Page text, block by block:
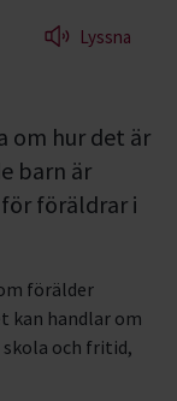
Lyssna
om hur det är
barn är
föräldrar i
förälder
kan handlar om
skola och fritid,